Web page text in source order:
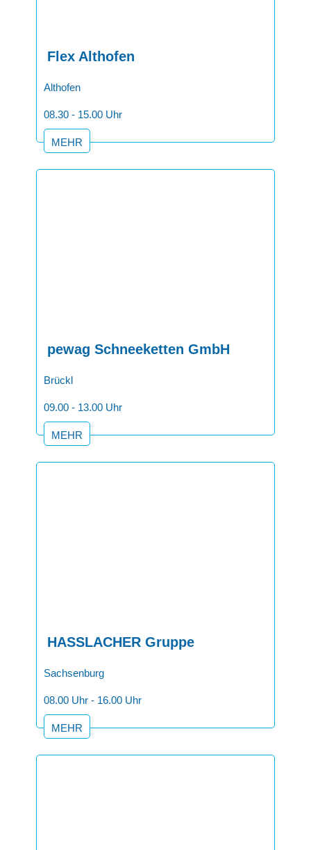
Flex Althofen
Althofen
08.30 - 15.00 Uhr
MEHR
pewag Schneeketten GmbH
Brückl
09.00 - 13.00 Uhr
MEHR
HASSLACHER Gruppe
Sachsenburg
08.00 Uhr - 16.00 Uhr
MEHR